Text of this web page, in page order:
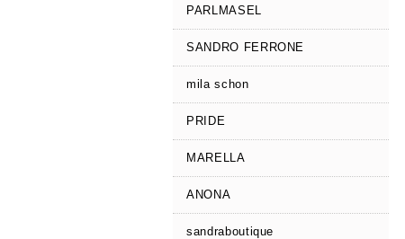
PARLMASEL
SANDRO FERRONE
mila schon
PRIDE
MARELLA
ANONA
sandraboutique